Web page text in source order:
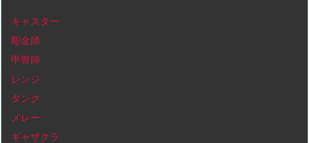
キャスター
彫金師
甲冑師
レンジ
タンク
メレー
ギャザクラ